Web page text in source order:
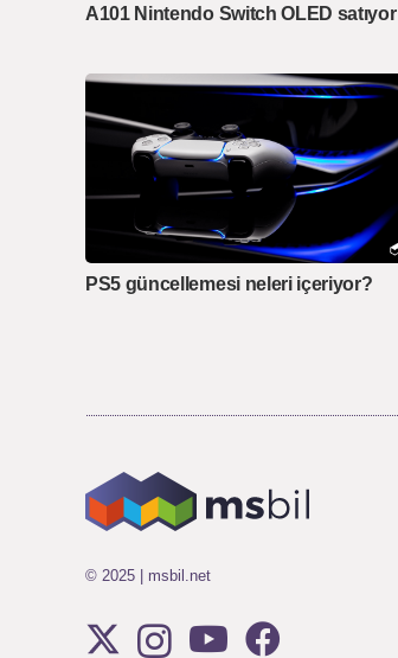
A101 Nintendo Switch OLED satıyor
PS5 güncellemesi neleri içeriyor?
© 2025 | msbil.net